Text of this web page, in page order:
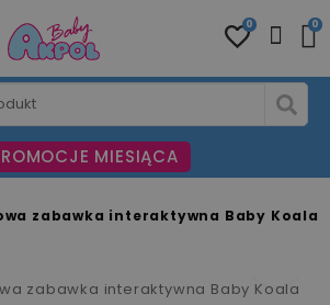
0 0
MIESIĄCA
zabawka interaktywna Baby Koala